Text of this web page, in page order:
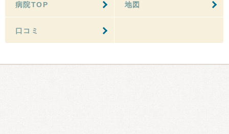
病院TOP 地図
口コミ